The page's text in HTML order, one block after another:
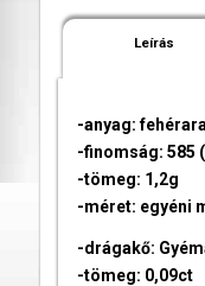
Leírás
-anyag:
-finomság: 585
-tömeg: 1,2g
-méret: egyéni
-drágakő:
-tömeg: 0,09ct